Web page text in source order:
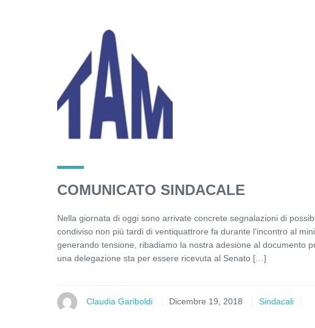
COMUNICATO SINDACALE
Nella giornata di oggi sono arrivate concrete segnalazioni di
condiviso non più tardi di ventiquattrore fa durante l’incontro al
generando tensione, ribadiamo la nostra adesione al documento
una delegazione sta per essere ricevuta al Senato […]
Claudia Gariboldi Dicembre 19, 2018 Sindacali